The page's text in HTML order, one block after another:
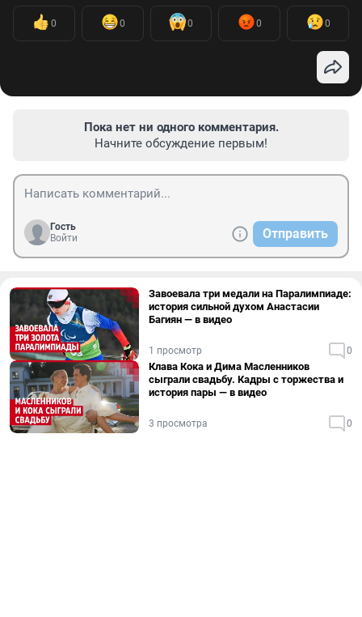
0 0 0 0 0
Пока нет ни одного комментария.
Начните обсуждение первым!
Гость
Войти
Отправить
Завоевала три медали на Паралимпиаде:
история сильной духом Анастасии
Багиян — в видео
1 просмотр 0
Клава Кока и Дима Масленников
сыграли свадьбу. Кадры с торжества и
история пары — в видео
3 просмотра 0